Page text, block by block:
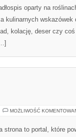
oparty na
kulinarnych
kolację, deser czy
MOŻLIWOŚĆ
strona to portal, które